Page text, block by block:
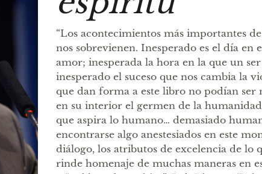
“Los acontecimientos más importantes
nos sobrevienen. Inesperado es el día en
amor; inesperada la hora en la que un
inesperado el suceso que nos cambia la
que dan forma a este libro no podían ser
en su interior el germen de la
que aspira lo humano… demasiado
encontrarse algo anestesiados en este
diálogo, los atributos de excelencia de lo
rinde homenaje de muchas maneras en